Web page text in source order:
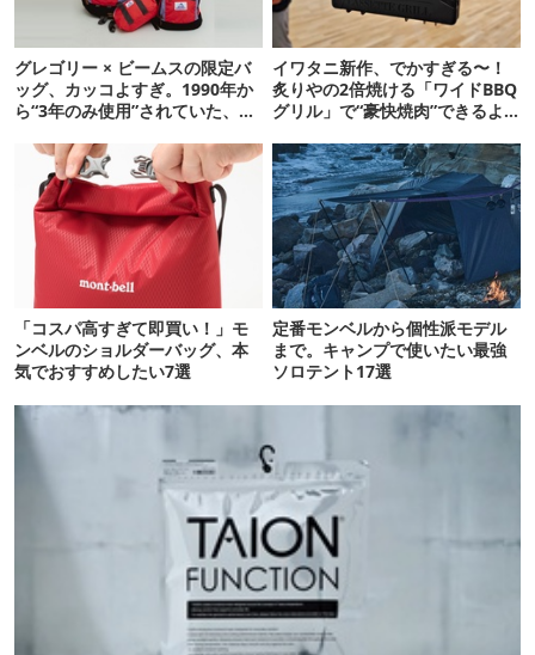
グレゴリー × ビームスの限定バ
ッグ、カッコよすぎ。1990年か
ら“3年のみ使用”されていた、紫
イワタニ新作、でかすぎる〜！
炙りやの2倍焼ける「ワイドBBQ
グリル」で“豪快焼肉”できるよ
「コスパ高すぎて即買い！」モ
ンベルのショルダーバッグ、本
気でおすすめしたい7選
定番モンベルから個性派モデル
まで。キャンプで使いたい最強
ソロテント17選